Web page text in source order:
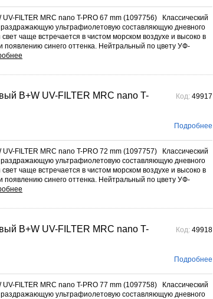
FILTER MRC nano T-PRO 67 mm (1097756) Классический
ультрафиолетовую составляющую дневного
чаще встречается в чистом морском воздухе и высоко в
появлению синего оттенка. Нейтральный по цвету УФ-
B+W UV-FILTER MRC nano T-
Код: 49917
Подробнее
FILTER MRC nano T-PRO 72 mm (1097757) Классический
ультрафиолетовую составляющую дневного
чаще встречается в чистом морском воздухе и высоко в
появлению синего оттенка. Нейтральный по цвету УФ-
B+W UV-FILTER MRC nano T-
Код: 49918
Подробнее
FILTER MRC nano T-PRO 77 mm (1097758) Классический
ультрафиолетовую составляющую дневного